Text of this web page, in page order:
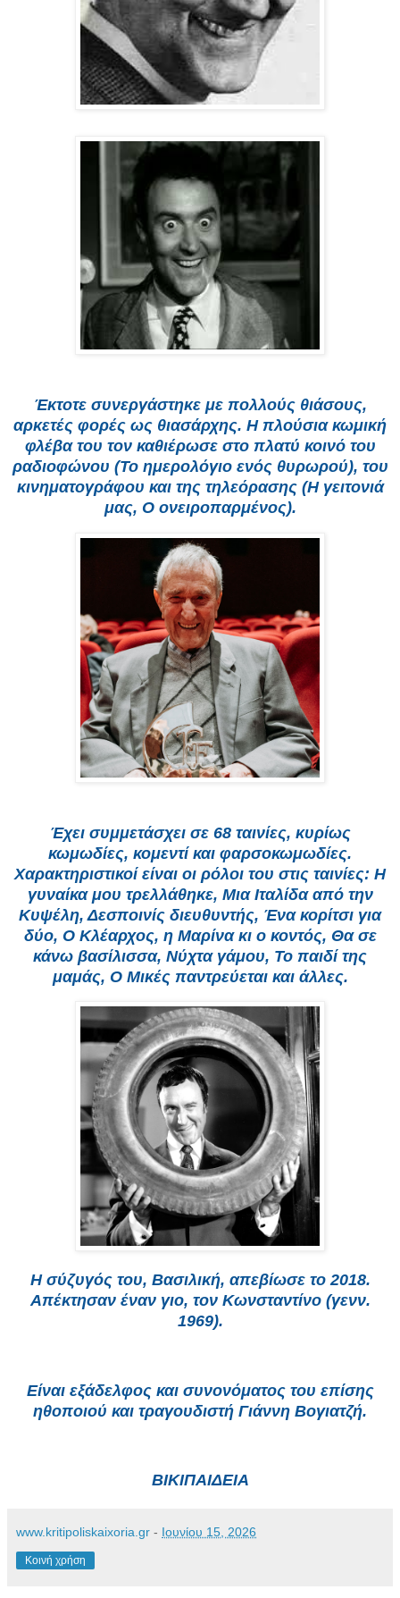
Έκτοτε συνεργάστηκε με πολλούς θιάσους,
αρκετές φορές ως θιασάρχης. Η πλούσια κωμική
φλέβα του τον καθιέρωσε στο πλατύ κοινό του
ραδιοφώνου (Το ημερολόγιο ενός θυρωρού), του
κινηματογράφου και της τηλεόρασης (Η γειτονιά
μας, Ο ονειροπαρμένος).
Έχει συμμετάσχει σε 68 ταινίες, κυρίως
κωμωδίες, κομεντί και φαρσοκωμωδίες.
Χαρακτηριστικοί είναι οι ρόλοι του στις ταινίες: Η
γυναίκα μου τρελλάθηκε, Μια Ιταλίδα από την
Κυψέλη, Δεσποινίς διευθυντής, Ένα κορίτσι για
δύο, Ο Κλέαρχος, η Μαρίνα κι ο κοντός, Θα σε
κάνω βασίλισσα, Νύχτα γάμου, Το παιδί της
μαμάς, Ο Μικές παντρεύεται και άλλες.
Η σύζυγός του, Βασιλική, απεβίωσε το 2018.
Απέκτησαν έναν γιο, τον Κωνσταντίνο (γενν.
1969).
Είναι εξάδελφος και συνονόματος του επίσης
ηθοποιού και τραγουδιστή Γιάννη Βογιατζή.
ΒΙΚΙΠΑΙΔΕΙΑ
www.kritipoliskaixoria.gr - Ιουνίου 15, 2026
Κοινή χρήση